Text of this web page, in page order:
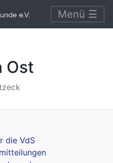
Menü ☰
Ost
die VdS